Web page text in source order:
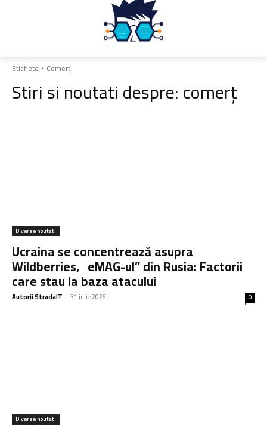
Etichete Comerț
Stiri si noutati despre:comerț
Diverse noutati
Ucraina se concentrează asupra
Wildberries, „eMAG-ul” din Rusia: Factorii
care stau la baza atacului
Autorii StradaIT - 31 iulie 2026 0
Diverse noutati